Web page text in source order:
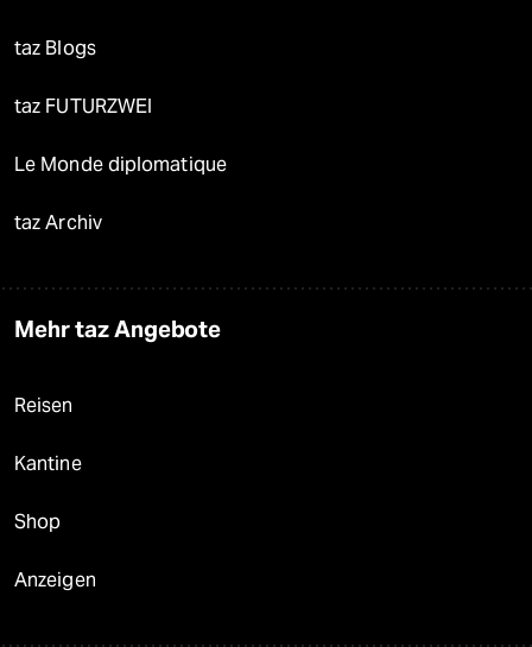
taz Blogs
taz FUTURZWEI
Le Monde diplomatique
taz Archiv
Mehr taz Angebote
Reisen
Kantine
Shop
Anzeigen